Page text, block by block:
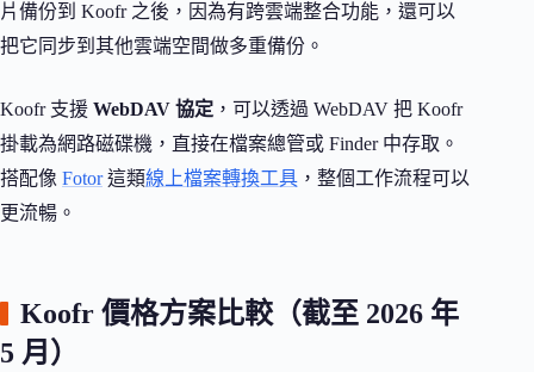
片備份到 Koofr 之後，因為有跨雲端整合功能，還可以
把它同步到其他雲端空間做多重備份。
Koofr 支援 WebDAV 協定 ，可以透過 WebDAV 把 Koofr
掛載為網路磁碟機，直接在檔案總管或 Finder 中存取。
搭配像 Fotor這類線上檔案轉換工具 ，整個工作流程可以
更流暢。
Koofr 價格方案比較（截至 2026 年
5 月）